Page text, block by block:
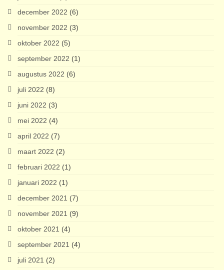
december 2022 (6)
november 2022 (3)
oktober 2022 (5)
september 2022 (1)
augustus 2022 (6)
juli 2022 (8)
juni 2022 (3)
mei 2022 (4)
april 2022 (7)
maart 2022 (2)
februari 2022 (1)
januari 2022 (1)
december 2021 (7)
november 2021 (9)
oktober 2021 (4)
september 2021 (4)
juli 2021 (2)